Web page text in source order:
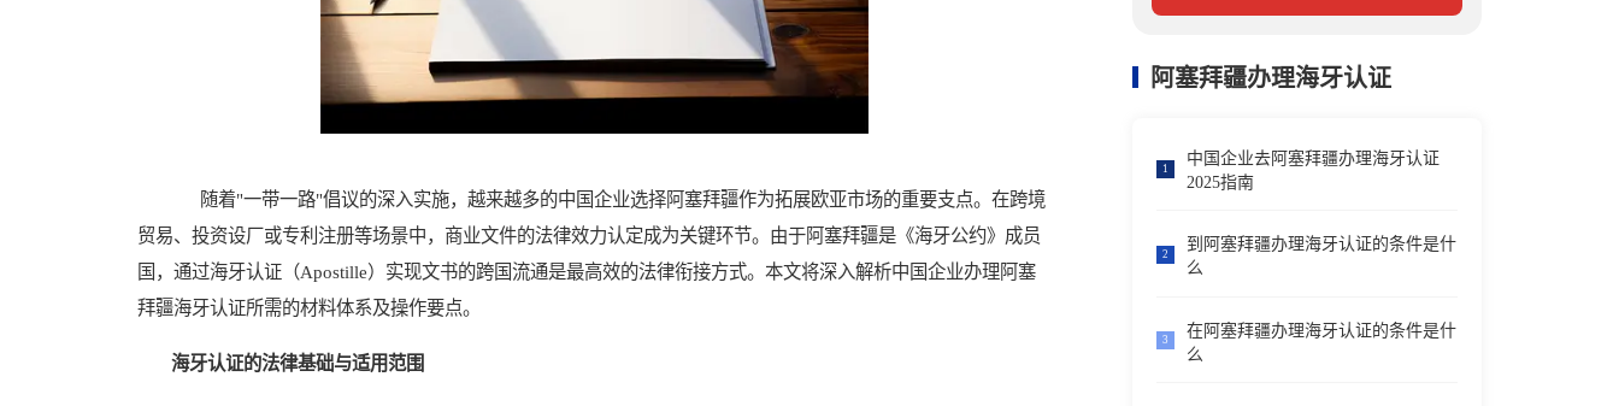
随着"一带一路"倡议的深入实施，越来越多的中国企业选择阿塞拜疆作为拓展欧亚市场的重要支点。在跨境
贸易、投资设厂或专利注册等场景中，商业文件的法律效力认定成为关键环节。由于阿塞拜疆是《海牙公约》成员
国，通过海牙认证（Apostille）实现文书的跨国流通是最高效的法律衔接方式。本文将深入解析中国企业办理阿塞
拜疆海牙认证所需的材料体系及操作要点。
海牙认证的法律基础与适用范围
阿塞拜疆办理海牙认证
1
中国企业去阿塞拜疆办理海牙认证
2025指南
2
到阿塞拜疆办理海牙认证的条件是什
么
3
在阿塞拜疆办理海牙认证的条件是什
么